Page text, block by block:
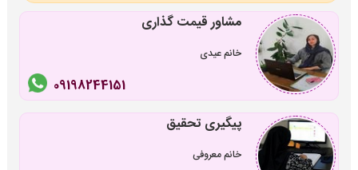
مشاور قیمت گذاری
خانم عیدی
09198244151
پیگیری تحقیق
خانم معروفی